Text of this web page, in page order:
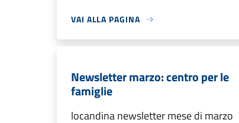
VAI ALLA PAGINA
Newsletter marzo: centro per le
famiglie
locandina newsletter mese di marzo